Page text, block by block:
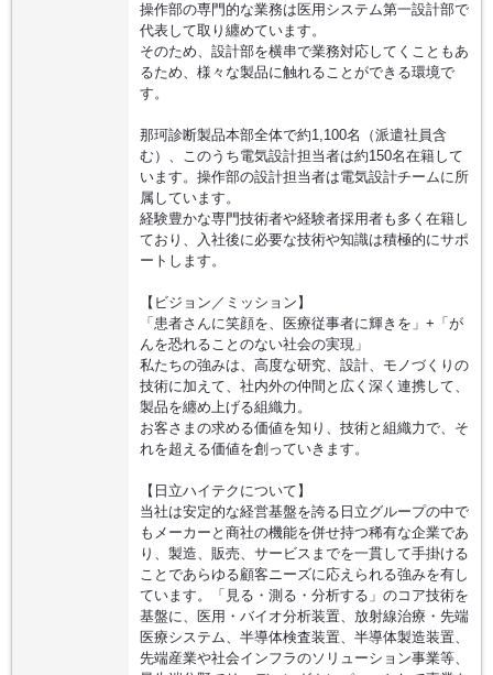
操作部の専門的な業務は医用システム第一設計部で
代表して取り纏めています。
そのため、設計部を横串で業務対応してくこともあ
るため、様々な製品に触れることができる環境で
す。
那珂診断製品本部全体で約1,100名（派遣社員含
む）、このうち電気設計担当者は約150名在籍して
います。操作部の設計担当者は電気設計チームに所
属しています。
経験豊かな専門技術者や経験者採用者も多く在籍し
ており、入社後に必要な技術や知識は積極的にサポ
ートします。
【ビジョン／ミッション】
「患者さんに笑顔を、医療従事者に輝きを」+「が
んを恐れることのない社会の実現」
私たちの強みは、高度な研究、設計、モノづくりの
技術に加えて、社内外の仲間と広く深く連携して、
製品を纏め上げる組織力。
お客さまの求める価値を知り、技術と組織力で、そ
れを超える価値を創っていきます。
【日立ハイテクについて】
当社は安定的な経営基盤を誇る日立グループの中で
もメーカーと商社の機能を併せ持つ稀有な企業であ
り、製造、販売、サービスまでを一貫して手掛ける
ことであらゆる顧客ニーズに応えられる強みを有し
ています。「見る・測る・分析する」のコア技術を
基盤に、医用・バイオ分析装置、放射線治療・先端
医療システム、半導体検査装置、半導体製造装置、
先端産業や社会インフラのソリューション事業等、